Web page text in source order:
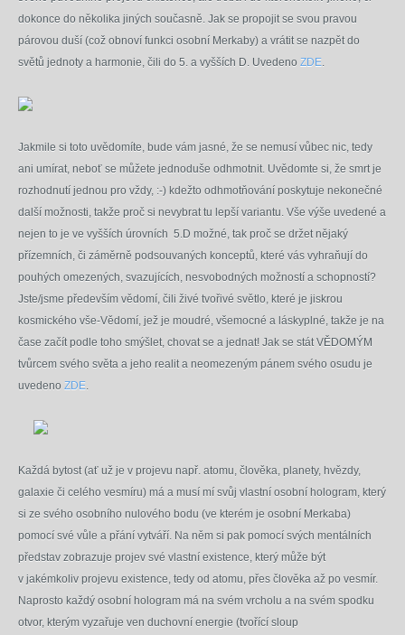
dokonce do několika jiných současně. Jak se propojit se svou pravou
párovou duší (což obnoví funkci osobní Merkaby) a vrátit se nazpět do
světů jednoty a harmonie, čili do 5. a vyšších D. Uvedeno ZDE.
Jakmile si toto uvědomíte, bude vám jasné, že se nemusí vůbec nic, tedy
ani umírat, neboť se můžete jednoduše odhmotnit. Uvědomte si, že smrt je
rozhodnutí jednou pro vždy, :-) kdežto odhmotňování poskytuje nekonečné
další možnosti, takže proč si nevybrat tu lepší variantu. Vše výše uvedené a
nejen to je ve vyšších úrovních 5.D možné, tak proč se držet nějaký
přízemních, či záměrně podsouvaných konceptů, které vás vyhraňují do
pouhých omezených, svazujících, nesvobodných možností a schopností?
Jste/jsme především vědomí, čili živé tvořivé světlo, které je jiskrou
kosmického vše-Vědomí, jež je moudré, všemocné a láskyplné, takže je na
čase začít podle toho smýšlet, chovat se a jednat! Jak se stát VĚDOMÝM
tvůrcem svého světa a jeho realit a neomezeným pánem svého osudu je
uvedeno ZDE.
Každá bytost (ať už je v projevu např. atomu, člověka, planety, hvězdy,
galaxie či celého vesmíru) má a musí mí svůj vlastní osobní hologram, který
si ze svého osobního nulového bodu (ve kterém je osobní Merkaba)
pomocí své vůle a přání vytváří. Na něm si pak pomocí svých mentálních
představ zobrazuje projev své vlastní existence, který může být
v jakémkoliv projevu existence, tedy od atomu, přes člověka až po vesmír.
Naprosto každý osobní hologram má na svém vrcholu a na svém spodku
otvor, kterým vyzařuje ven duchovní energie (tvořící sloup